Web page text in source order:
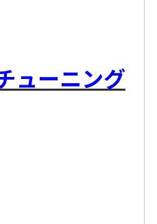
ューニング